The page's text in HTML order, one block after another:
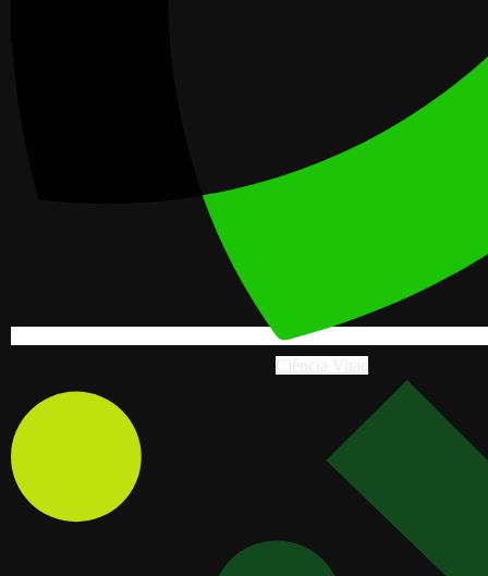
Ciência Vitae